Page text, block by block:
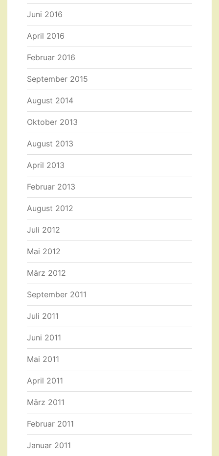
Juni 2016
April 2016
Februar 2016
September 2015
August 2014
Oktober 2013
August 2013
April 2013
Februar 2013
August 2012
Juli 2012
Mai 2012
März 2012
September 2011
Juli 2011
Juni 2011
Mai 2011
April 2011
März 2011
Februar 2011
Januar 2011